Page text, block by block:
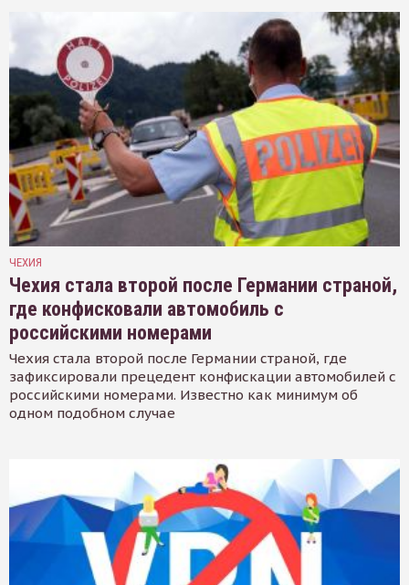
ЧЕХИЯ
Чехия стала второй после Германии страной,
где конфисковали автомобиль с
российскими номерами
Чехия стала второй после Германии страной, где
зафиксировали прецедент конфискации автомобилей с
российскими номерами. Известно как минимум об
одном подобном случае